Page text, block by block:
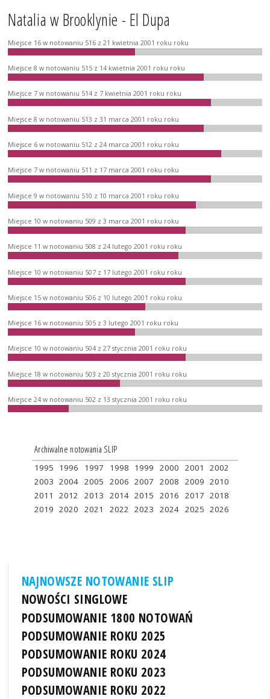
Natalia w Brooklynie - El Dupa
Miejsce 16 w notowaniu 516 z 21 kwietnia 2001 roku roku
Miejsce 8 w notowaniu 515 z 14 kwietnia 2001 roku roku
Miejsce 7 w notowaniu 514 z 7 kwietnia 2001 roku roku
Miejsce 8 w notowaniu 513 z 31 marca 2001 roku roku
Miejsce 6 w notowaniu 512 z 24 marca 2001 roku roku
Miejsce 7 w notowaniu 511 z 17 marca 2001 roku roku
Miejsce 9 w notowaniu 510 z 10 marca 2001 roku roku
Miejsce 10 w notowaniu 509 z 3 marca 2001 roku roku
Miejsce 11 w notowaniu 508 z 24 lutego 2001 roku roku
Miejsce 10 w notowaniu 507 z 17 lutego 2001 roku roku
Miejsce 15 w notowaniu 506 z 10 lutego 2001 roku roku
Miejsce 16 w notowaniu 505 z 3 lutego 2001 roku roku
Miejsce 10 w notowaniu 504 z 27 stycznia 2001 roku roku
Miejsce 18 w notowaniu 503 z 20 stycznia 2001 roku roku
Miejsce 24 w notowaniu 502 z 13 stycznia 2001 roku roku
Archiwalne notowania SLIP
1995 1996 1997 1998 1999 2000 2001
2002
2003 2004 2005 2006 2007 2008 2009 2010
2011
2012 2013 2014 2015 2016 2017 2018
2019 2020 2021 2022 2023 2024 2025 2026
NAJNOWSZE NOTOWANIE SLIP
NOWOŚCI SINGLOWE
PODSUMOWANIE 1800 NOTOWAŃ
PODSUMOWANIE ROKU 2025
PODSUMOWANIE ROKU 2024
PODSUMOWANIE ROKU 2023
PODSUMOWANIE ROKU 2022